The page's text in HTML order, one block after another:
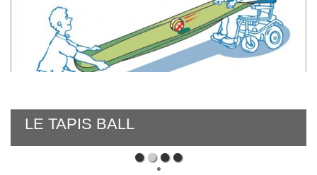
LE COFFRE À JOUETS D’ÉVEIL